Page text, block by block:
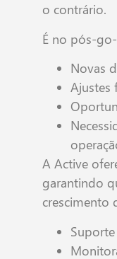
o contrário.
É no pós-
Novas
Ajustes
A Active
garantindo
crescimento